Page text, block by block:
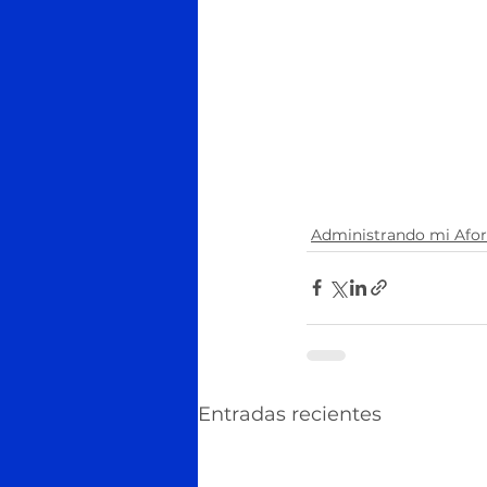
Administrando mi
Entradas recientes